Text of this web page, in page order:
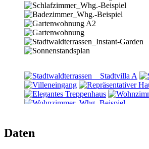
Daten